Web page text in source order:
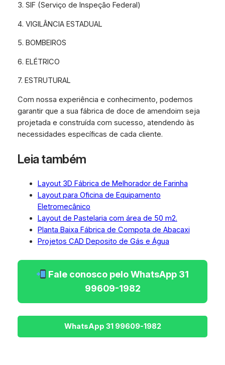
3. SIF (Serviço de Inspeção Federal)
4. VIGILÂNCIA ESTADUAL
5. BOMBEIROS
6. ELÉTRICO
7. ESTRUTURAL
Com nossa experiência e conhecimento, podemos
garantir que a sua fábrica de doce de amendoim seja
projetada e construída com sucesso, atendendo às
necessidades específicas de cada cliente.
Leia também
Layout 3D Fábrica de Melhorador de Farinha
Layout para Oficina de Equipamento
Eletromecânico
Layout de Pastelaria com área de 50 m2.
Planta Baixa Fábrica de Compota de Abacaxi
Projetos CAD Deposito de Gás e Água
Fale conosco pelo WhatsApp 31
99609-1982